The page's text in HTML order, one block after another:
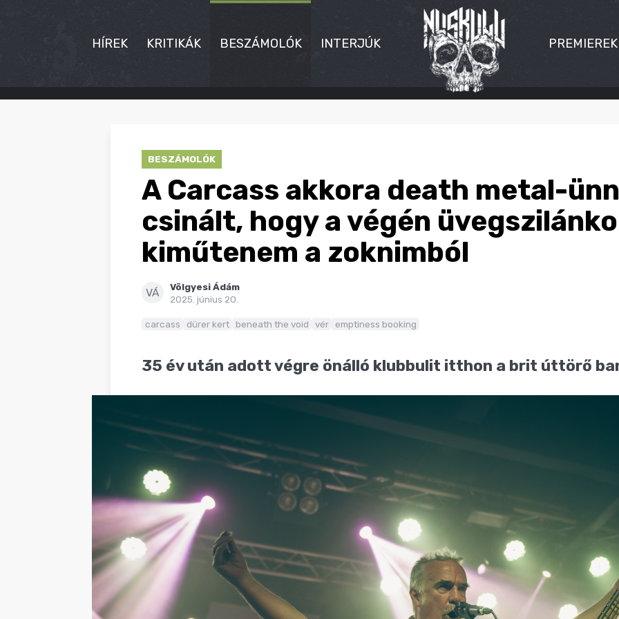
HÍREK KRITIKÁK BESZÁMOLÓK INTERJÚK PREMIEREK
HÍREK
BESZÁMOLÓK
A Carcass akkora death metal-
csinált, hogy a végén
kiműtenem a zoknimból
VÁ
Völgyesi Ádám
2025. június 20.
carcass dürer kert beneath the void vér emptiness booking
35 év után adott végre önálló klubbulit itthon a brit úttörő